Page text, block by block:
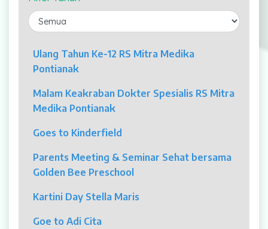
Laparaskopi
OCT
Eye Care
Multi Slice CT-Scan 128 Slices
Mamografi
Klinik Andrologi
Klinik Nyeri
Ulang Tahun Ke-12 RS Mitra Medika
Pontianak
Malam Keakraban Dokter Spesialis RS Mitra
Medika Pontianak
Goes to Kinderfield
Parents Meeting & Seminar Sehat bersama
Golden Bee Preschool
Kartini Day Stella Maris
Goe to Adi Cita